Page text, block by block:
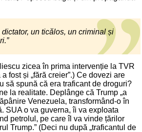
dictator, un ticălos, un criminal și
zicea în prima intervenție la TVR
fost și „fără creier”.) Ce dovezi are
să spună că era traficant de droguri?
la realitate. Deplânge că Trump „a
Venezuela, transformând-o în
SUA o va guverna, îi va exploata
petrolul, pe care îl va vinde țărilor
Trump.” (Deci nu după „traficantul de